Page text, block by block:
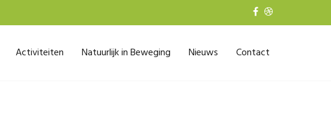
Activiteiten Natuurlijk in Beweging Nieuws Contact